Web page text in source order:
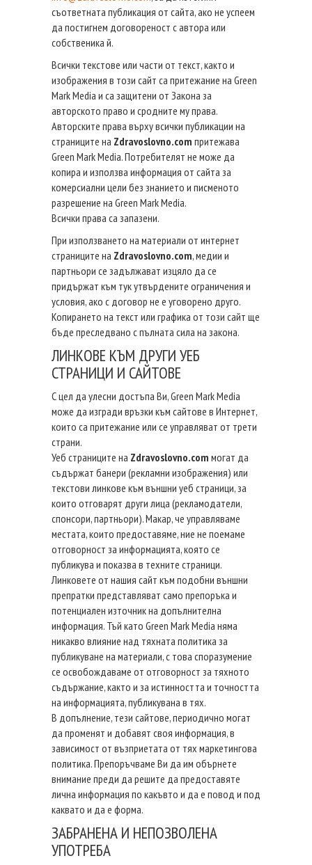
съответната публикация от сайта, ако не успеем
да постигнем договореност с автора или
собственика й.
Всички текстове или части от текст, както и
изображения в този сайт са притежание на Green
Mark Media и са защитени от Закона за
авторското право и сродните му права.
Авторските права върху всички публикации на
страниците на Zdravoslovno.com притежава
Green Mark Media. Потребителят не може да
копира и използва информация от сайта за
комерсиални цели без знанието и писменото
разрешение на Green Mark Media.
Всички права са запазени.
При използването на материали от интернет
страниците на Zdravoslovno.com, медии и
партньори се задължават изцяло да се
придържат към тук утвърдените ограничения и
условия, ако с договор не е уговорено друго.
Копирането на текст или графика от този сайт ще
бъде преследвано с пълната сила на закона.
ЛИНКОВЕ КЪМ ДРУГИ УЕБ
СТРАНИЦИ И САЙТОВЕ
С цел да улесни достъпа Ви, Green Mark Media
може да изгради връзки към сайтове в Интернет,
които са притежание или се управляват от трети
страни.
Уеб страниците на Zdravoslovno.com могат да
съдържат банери (рекламни изображения) или
текстови линкове към външни уеб страници, за
които отговарят други лица (рекламодатели,
спонсори, партньори). Макар, че управляваме
местата, които предоставяме, ние не поемаме
отговорност за информацията, която се
публикува и показва в техните страници.
Линковете от нашия сайт към подобни външни
препратки представляват само препоръка и
потенциален източник на допълнителна
информация. Тъй като Green Mark Media няма
никакво влияние над тяхната политика за
публикуване на материали, с това споразумение
се освобождаваме от отговорност за тяхното
съдържание, както и за истинността и точността
на информацията, публикувана в тях.
В допълнение, тези сайтове, периодично могат
да променят и добавят своя информация, в
зависимост от възприетата от тях маркетингова
политика. Препоръчваме Ви да им обърнете
внимание преди да решите да предоставяте
лична информация по какъвто и да е повод и под
каквато и да е форма.
ЗАБРАНЕНА И НЕПОЗВОЛЕНА
УПОТРЕБА